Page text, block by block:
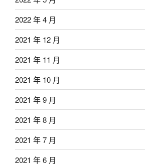
2022 年 4 月
2021 年 12 月
2021 年 11 月
2021 年 10 月
2021 年 9 月
2021 年 8 月
2021 年 7 月
2021 年 6 月